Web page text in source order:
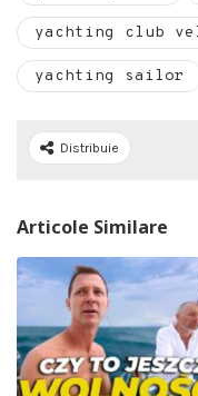
yachting club
yachting sailor
Distribuie
Articole Similare